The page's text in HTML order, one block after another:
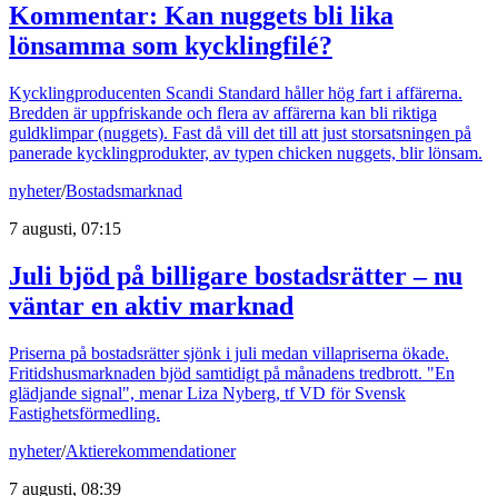
Kommentar: Kan nuggets bli lika
lönsamma som kycklingfilé?
Kycklingproducenten Scandi Standard håller hög fart i affärerna.
Bredden är uppfriskande och flera av affärerna kan bli riktiga
guldklimpar (nuggets). Fast då vill det till att just storsatsningen på
panerade kycklingprodukter, av typen chicken nuggets, blir lönsam.
nyheter/Bostadsmarknad
7 augusti, 07:15
Juli bjöd på billigare bostadsrätter – nu
väntar en aktiv marknad
Priserna på bostadsrätter sjönk i juli medan villapriserna ökade.
Fritidshusmarknaden bjöd samtidigt på månadens tredbrott. "En
glädjande signal", menar Liza Nyberg, tf VD för Svensk
Fastighetsförmedling.
nyheter/Aktierekommendationer
7 augusti, 08:39